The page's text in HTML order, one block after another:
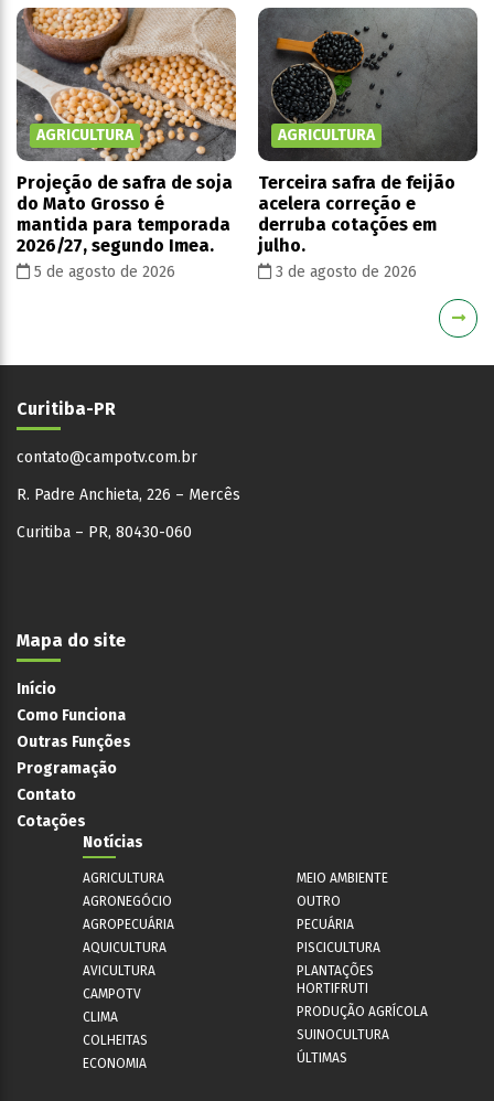
AGRICULTURA
Projeção de safra de soja
do Mato Grosso é
mantida para temporada
2026/27, segundo Imea.
5 de agosto de 2026
AGRICULTURA
Terceira safra de feijão
acelera correção e
derruba cotações em
julho.
3 de agosto de 2026
Curitiba-PR
contato@campotv.com.br
R. Padre Anchieta, 226 – Mercês
Curitiba – PR, 80430-060
Mapa do site
Início
Como Funciona
Outras Funções
Programação
Contato
Cotações
Notícias
AGRICULTURA
AGRONEGÓCIO
AGROPECUÁRIA
AQUICULTURA
AVICULTURA
CAMPOTV
CLIMA
COLHEITAS
ECONOMIA
MEIO AMBIENTE
OUTRO
PECUÁRIA
PISCICULTURA
PLANTAÇÕES
HORTIFRUTI
PRODUÇÃO AGRÍCOLA
SUINOCULTURA
ÚLTIMAS